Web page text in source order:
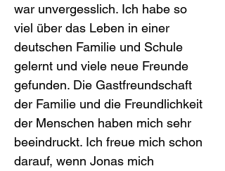
war unvergesslich. Ich habe so
viel über das Leben in einer
deutschen Familie und Schule
gelernt und viele neue Freunde
gefunden. Die Gastfreundschaft
der Familie und die Freundlichkeit
der Menschen haben mich sehr
beeindruckt. Ich freue mich schon
darauf, wenn Jonas mich